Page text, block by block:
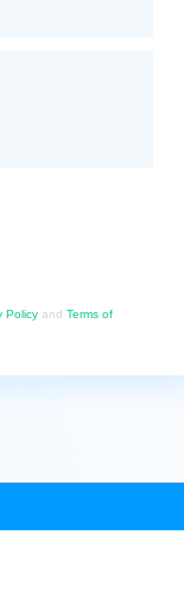
Policy and Terms of